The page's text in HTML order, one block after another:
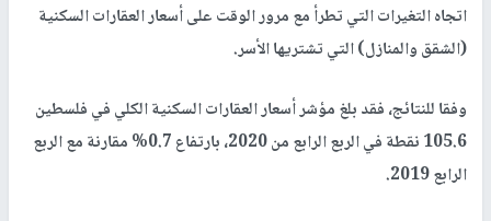
اتجاه التغيرات التي تطرأ مع مرور الوقت على أسعار العقارات السكنية
(الشقق والمنازل) التي تشتريها الأسر.
وفقا للنتائج، فقد بلغ مؤشر أسعار العقارات السكنية الكلي في فلسطين
105.6 نقطة في الربع الرابع من 2020، بارتفاع 0.7% مقارنة مع الربع
الرابع 2019.